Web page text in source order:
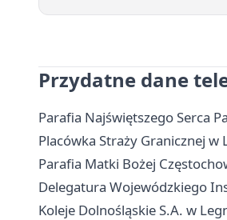
Przydatne dane
Parafia Najświętszego Serca
Placówka Straży Granicznej
Parafia Matki Bożej
Delegatura Wojewódzkiego
Koleje Dolnośląskie S.A. w